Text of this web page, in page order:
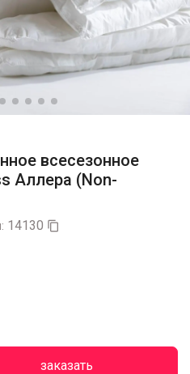
всесезонное
Аллера (Non-
14130 
заказать